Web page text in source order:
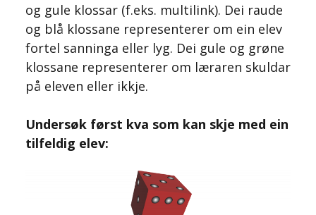
og gule klossar (f.eks. multilink). Dei raude
og blå klossane representerer om ein elev
fortel sanninga eller lyg. Dei gule og grøne
klossane representerer om læraren skuldar
på eleven eller ikkje.
Undersøk først kva som kan skje med ein
tilfeldig elev: